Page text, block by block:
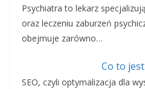
Psychiatra to lekarz
oraz leczeniu zaburzeń
obejmuje zarówno…
Co to
SEO, czyli optymalizacja dla